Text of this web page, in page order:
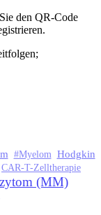
den QR-Code
#Myelom Hodgkin
CAR-T-Zelltherapie
(MM)